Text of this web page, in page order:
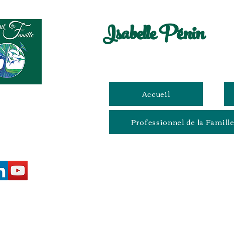
Isabelle Pénin
Accueil
Professionnel de la Famille